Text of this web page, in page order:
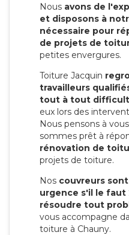
Nous avons de
et disposons à
nécessaire pour
de projets de
petites envergures.
Toiture Jacquin
travailleurs
tout à tout
eux lors des
Nous pensons à
sommes prêt à
rénovation de
projets de toiture.
Nos couvreurs
urgence s'il le faut
résoudre tout
vous accompagne
toiture à Chauny.